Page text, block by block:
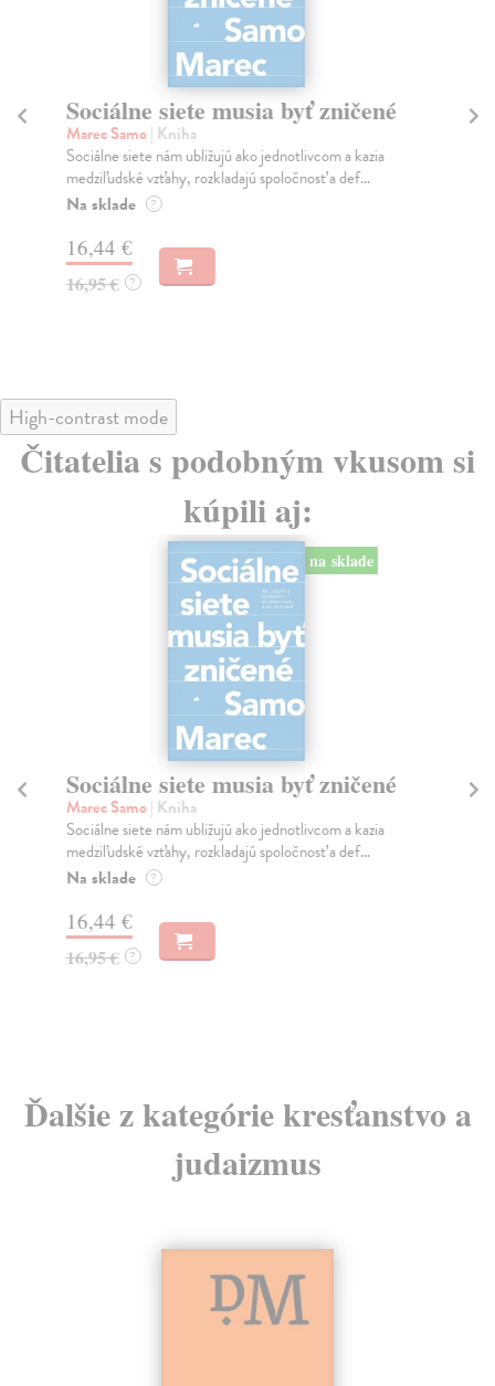
Sociálne siete musia byť zničené
Marec Samo| Kniha
Sociálne siete nám ubližujú ako jednotlivcom a kazia
medziľudské vzťahy, rozkladajú spoločnosť a def...
Na sklade ?
16,44 €
16,95 € ?
High-contrast mode
Čitatelia s podobným vkusom si
kúpili aj:
na sklade
Sociálne siete musia byť zničené
Marec Samo| Kniha
Sociálne siete nám ubližujú ako jednotlivcom a kazia
medziľudské vzťahy, rozkladajú spoločnosť a def...
Na sklade ?
16,44 €
16,95 € ?
Ďalšie z kategórie kresťanstvo a
judaizmus